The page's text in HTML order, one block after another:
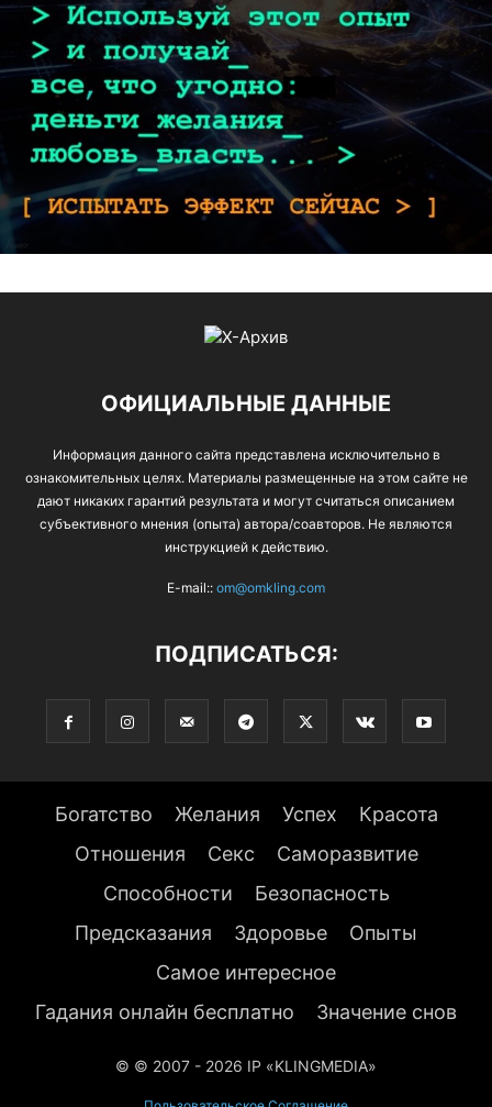
ОФИЦИАЛЬНЫЕ ДАННЫЕ
Информация данного сайта представлена исключительно в
ознакомительных целях. Материалы размещенные на этом сайте не
дают никаких гарантий результата и могут считаться описанием
субъективного мнения (опыта) автора/соавторов. Не являются
инструкцией к действию.
E-mail:: om@omkling.com
ПОДПИСАТЬСЯ:
Богатство Желания Успех
Красота
Отношения
Секс
Саморазвитие
Способности
Безопасность
Предсказания
Здоровье
Опыты
Самое интересное
Гадания онлайн бесплатно
Значение снов
© © 2007 - 2026 IP «KLINGMEDIA»